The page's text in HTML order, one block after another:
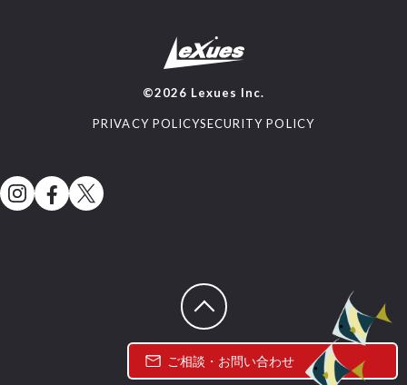
ご相談・お問い合わせ
©2026 Lexues Inc.
PRIVACY POLICYSECURITY POLICY
ページトップへ戻る